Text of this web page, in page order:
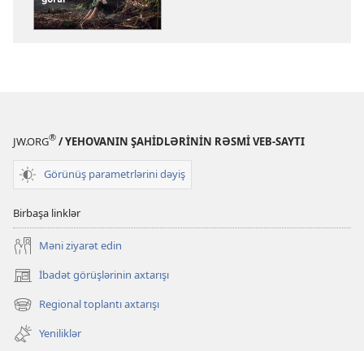
JW.ORG® / YEHOVANIN ŞAHİDLƏRİNİN RƏSMİ VEB-SAYTI
Görünüş parametrlərini dəyiş
Birbaşa linklər
Məni ziyarət edin
İbadət görüşlərinin axtarışı
(yeni
pəncərə
açılır)
Regional toplantı axtarışı
(yeni
pəncərə
açılır)
Yeniliklər